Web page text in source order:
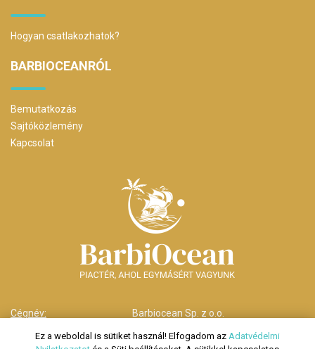
Hogyan csatlakozhatok?
BARBIOCEANRÓL
Bemutatkozás
Sajtóközlemény
Kapcsolat
Cégnév:
Barbiocean Sp. z o.o.
ul. Długa nr 29
Ez a weboldal is sütiket használ! Elfogadom az Adatvédelmi